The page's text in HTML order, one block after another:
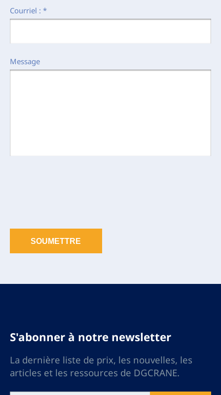
Courriel : *
Message
SOUMETTRE
S'abonner à notre newsletter
La dernière liste de prix, les nouvelles, les
articles et les ressources de DGCRANE.